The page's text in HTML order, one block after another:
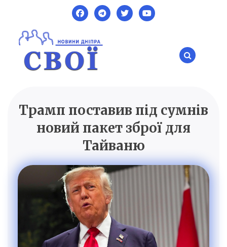
content
SVOI.DP.UA
Новини Дніпра
Трамп поставив під сумнів
новий пакет зброї для
Тайваню